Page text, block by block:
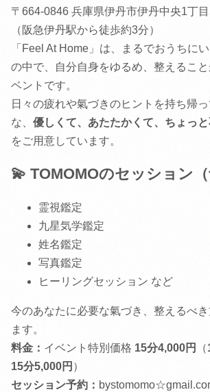
〒664-0846 兵庫県伊丹市伊丹中央1丁
（阪急伊丹駅から徒歩約3分）
「Feel At Home」は、まるでおうちに
の中で、自分自身をゆるめ、整えるこ
ベントです。
日々の疲れや氣づきのヒントを持ち帰
な、 優しくて、あたたかくて、ちょっ
をご用意しています。
💫 TOMOMOのセッション（
霊視鑑定
九星気学鑑定
姓名鑑定
写真鑑定
ヒーリングセッション など
今のあなたに必要な氣づき、整えるべ
ます。
料金： イベント特別価格 15分4,000円 （
15分5,000円 ）
セッション予約：